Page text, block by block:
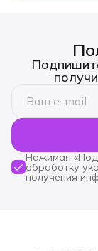
Нажимая
обработку
получения